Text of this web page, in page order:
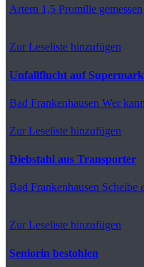
Artern 1,5 Promille gemessen
Zur Leseliste hinzufügen
Unfallflucht auf
Bad Frankenhausen Wer
Zur Leseliste hinzufügen
Diebstahl aus Transporter
Bad Frankenhausen Scheibe
Zur Leseliste hinzufügen
Seniorin bestohlen